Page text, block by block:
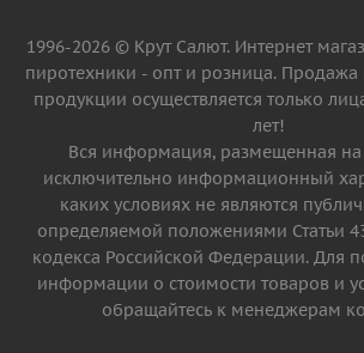
1996-2026 © Крут Салют. Интернет
пиротехники - опт и розница. Продажа
продукции осуществляется только
лет!
Вся информация, размещенная на
исключительно информационный
каких условиях не являются
определяемой положениями Статьи
кодекса Российской Федерации. Для
информации о стоимости товаров и
обращайтесь к менеджерам